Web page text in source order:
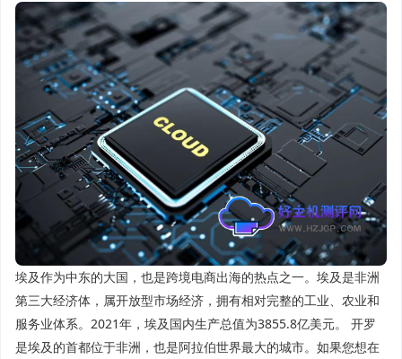
埃及作为中东的大国，也是跨境电商出海的热点之一。埃及是非洲
第三大经济体，属开放型市场经济，拥有相对完整的工业、农业和
服务业体系。2021年，埃及国内生产总值为3855.8亿美元。 开罗
是埃及的首都位于非洲，也是阿拉伯世界最大的城市。如果您想在